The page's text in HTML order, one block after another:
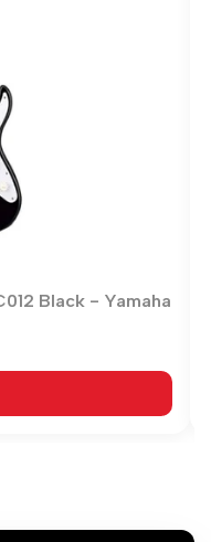
Black - Yamaha